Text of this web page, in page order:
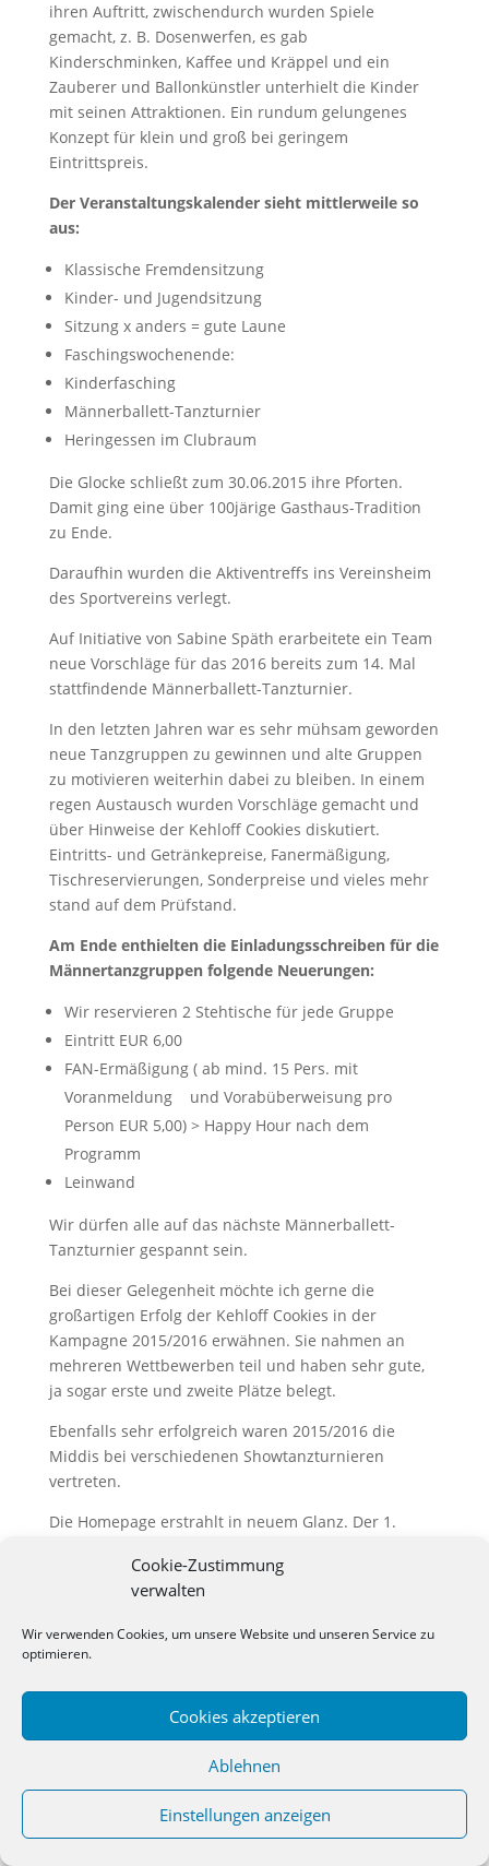
Cookie-Zustimmung
verwalten
Wir verwenden Cookies, um unsere Website und unseren Service zu
optimieren.
Cookies akzeptieren
Ablehnen
Einstellungen anzeigen
ihren Auftritt, zwischendurch wurden Spiele
gemacht, z. B. Dosenwerfen, es gab
Kinderschminken, Kaffee und Kräppel und ein
Zauberer und Ballonkünstler unterhielt die Kinder
mit seinen Attraktionen. Ein rundum gelungenes
Konzept für klein und groß bei geringem
Eintrittspreis.
Der Veranstaltungskalender sieht mittlerweile so
aus:
Klassische Fremdensitzung
Kinder- und Jugendsitzung
Sitzung x anders = gute Laune
Faschingswochenende:
Kinderfasching
Männerballett-Tanzturnier
Heringessen im Clubraum
Die Glocke schließt zum 30.06.2015 ihre Pforten.
Damit ging eine über 100järige Gasthaus-Tradition
zu Ende.
Daraufhin wurden die Aktiventreffs ins Vereinsheim
des Sportvereins verlegt.
Auf Initiative von Sabine Späth erarbeitete ein Team
neue Vorschläge für das 2016 bereits zum 14. Mal
stattfindende Männerballett-Tanzturnier.
In den letzten Jahren war es sehr mühsam geworden
neue Tanzgruppen zu gewinnen und alte Gruppen
zu motivieren weiterhin dabei zu bleiben. In einem
regen Austausch wurden Vorschläge gemacht und
über Hinweise der Kehloff Cookies diskutiert.
Eintritts- und Getränkepreise, Fanermäßigung,
Tischreservierungen, Sonderpreise und vieles mehr
stand auf dem Prüfstand.
Am Ende enthielten die Einladungsschreiben für die
Männertanzgruppen folgende Neuerungen:
Wir reservieren 2 Stehtische für jede Gruppe
Eintritt EUR 6,00
FAN-Ermäßigung ( ab mind. 15 Pers. mit
Voranmeldung
und Vorabüberweisung pro
Person EUR 5,00) > Happy Hour nach dem
Programm
Leinwand
Wir dürfen alle auf das nächste Männerballett-
Tanzturnier gespannt sein.
Bei dieser Gelegenheit möchte ich gerne die
großartigen Erfolg der Kehloff Cookies in der
Kampagne 2015/2016 erwähnen. Sie nahmen an
mehreren Wettbewerben teil und haben sehr gute,
ja sogar erste und zweite Plätze belegt.
Ebenfalls sehr erfolgreich waren 2015/2016 die
Middis bei verschiedenen Showtanzturnieren
vertreten.
Die Homepage erstrahlt in neuem Glanz. Der 1.
professionelle Unterstützung geholt und sorgt dafür,
dass die Homepage immer zeitgemäß und auf dem
geworden sind die gereimten Verse von Linda Nowak
Kampagne halten die beiden Augen und Ohren
offen und schreiben sich auf, was so alles im Verein
passierte. Als kleine „Schmunzelgeschichten“
vorgetragen findet sich der eine oder andere darin
wieder und alle haben ihren Spaß daran. Das
Highlight am Aschermittwoch ist jedes Jahr die